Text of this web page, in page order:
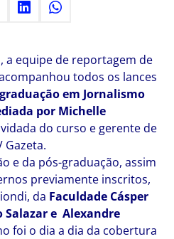
a equipe de reportagem de
todos os lances
em Jornalismo
por Michelle
do curso e gerente de
Gazeta.
e da pós-graduação, assim
previamente inscritos,
da Faculdade Cásper
Salazar e Alexandre
foi o dia a dia da cobertura